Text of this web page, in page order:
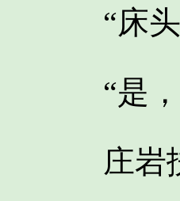
“床头
“是，
庄岩扶